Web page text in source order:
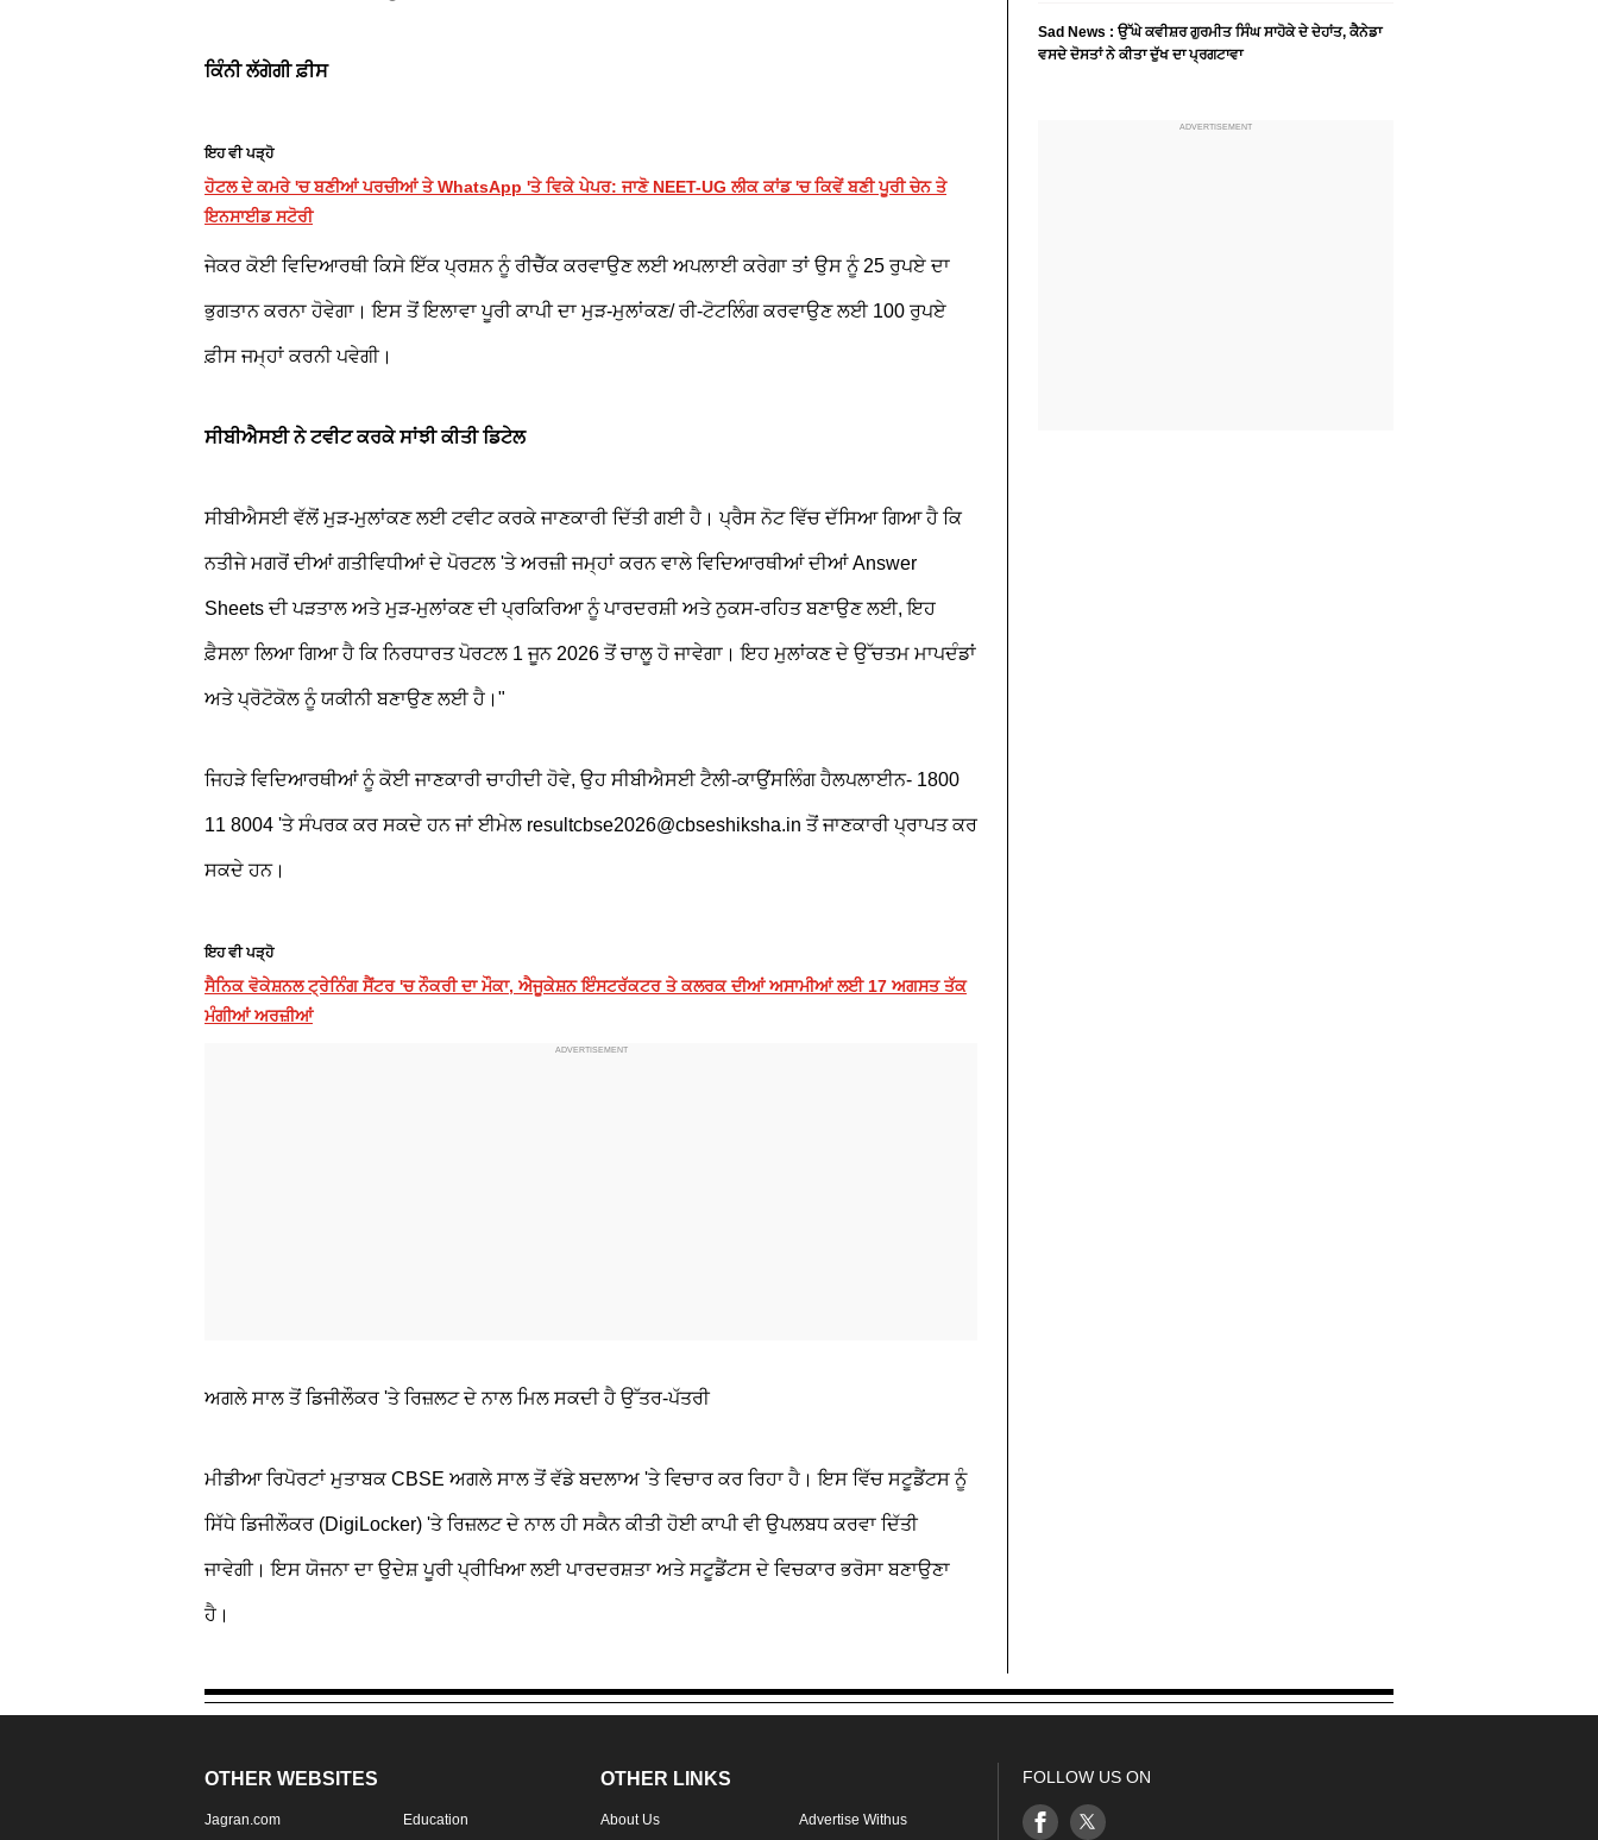
ਕਿੰਨੀ ਲੱਗੇਗੀ ਫ਼ੀਸ
ਇਹ ਵੀ ਪੜ੍ਹੋ
ਹੋਟਲ ਦੇ ਕਮਰੇ 'ਚ ਬਣੀਆਂ ਪਰਚੀਆਂ ਤੇ WhatsApp 'ਤੇ ਵਿਕੇ ਪੇਪਰ: ਜਾਣੋ NEET-UG ਲੀਕ ਕਾਂਡ 'ਚ ਕਿਵੇਂ ਬਣੀ ਪੂਰੀ ਚੇਨ ਤੇ
ਇਨਸਾਈਡ ਸਟੋਰੀ
ਜੇਕਰ ਕੋਈ ਵਿਦਿਆਰਥੀ ਕਿਸੇ ਇੱਕ ਪ੍ਰਸ਼ਨ ਨੂੰ ਰੀਚੈੱਕ ਕਰਵਾਉਣ ਲਈ ਅਪਲਾਈ ਕਰੇਗਾ ਤਾਂ ਉਸ ਨੂੰ 25 ਰੁਪਏ ਦਾ
ਭੁਗਤਾਨ ਕਰਨਾ ਹੋਵੇਗਾ। ਇਸ ਤੋਂ ਇਲਾਵਾ ਪੂਰੀ ਕਾਪੀ ਦਾ ਮੁੜ-ਮੁਲਾਂਕਣ/ ਰੀ-ਟੋਟਲਿੰਗ ਕਰਵਾਉਣ ਲਈ 100 ਰੁਪਏ
ਫ਼ੀਸ ਜਮ੍ਹਾਂ ਕਰਨੀ ਪਵੇਗੀ।
ਸੀਬੀਐਸਈ ਨੇ ਟਵੀਟ ਕਰਕੇ ਸਾਂਝੀ ਕੀਤੀ ਡਿਟੇਲ
ਸੀਬੀਐਸਈ ਵੱਲੋਂ ਮੁੜ-ਮੁਲਾਂਕਣ ਲਈ ਟਵੀਟ ਕਰਕੇ ਜਾਣਕਾਰੀ ਦਿੱਤੀ ਗਈ ਹੈ। ਪ੍ਰੈਸ ਨੋਟ ਵਿੱਚ ਦੱਸਿਆ ਗਿਆ ਹੈ ਕਿ
ਨਤੀਜੇ ਮਗਰੋਂ ਦੀਆਂ ਗਤੀਵਿਧੀਆਂ ਦੇ ਪੋਰਟਲ 'ਤੇ ਅਰਜ਼ੀ ਜਮ੍ਹਾਂ ਕਰਨ ਵਾਲੇ ਵਿਦਿਆਰਥੀਆਂ ਦੀਆਂ Answer
Sheets ਦੀ ਪੜਤਾਲ ਅਤੇ ਮੁੜ-ਮੁਲਾਂਕਣ ਦੀ ਪ੍ਰਕਿਰਿਆ ਨੂੰ ਪਾਰਦਰਸ਼ੀ ਅਤੇ ਨੁਕਸ-ਰਹਿਤ ਬਣਾਉਣ ਲਈ, ਇਹ
ਫ਼ੈਸਲਾ ਲਿਆ ਗਿਆ ਹੈ ਕਿ ਨਿਰਧਾਰਤ ਪੋਰਟਲ 1 ਜੂਨ 2026 ਤੋਂ ਚਾਲੂ ਹੋ ਜਾਵੇਗਾ। ਇਹ ਮੁਲਾਂਕਣ ਦੇ ਉੱਚਤਮ ਮਾਪਦੰਡਾਂ
ਅਤੇ ਪ੍ਰੋਟੋਕੋਲ ਨੂੰ ਯਕੀਨੀ ਬਣਾਉਣ ਲਈ ਹੈ।"
ਜਿਹੜੇ ਵਿਦਿਆਰਥੀਆਂ ਨੂੰ ਕੋਈ ਜਾਣਕਾਰੀ ਚਾਹੀਦੀ ਹੋਵੇ, ਉਹ ਸੀਬੀਐਸਈ ਟੈਲੀ-ਕਾਉਂਸਲਿੰਗ ਹੈਲਪਲਾਈਨ- 1800
11 8004 'ਤੇ ਸੰਪਰਕ ਕਰ ਸਕਦੇ ਹਨ ਜਾਂ ਈਮੇਲ resultcbse2026@cbseshiksha.in ਤੋਂ ਜਾਣਕਾਰੀ ਪ੍ਰਾਪਤ ਕਰ
ਸਕਦੇ ਹਨ।
ਇਹ ਵੀ ਪੜ੍ਹੋ
ਸੈਨਿਕ ਵੋਕੇਸ਼ਨਲ ਟ੍ਰੇਨਿੰਗ ਸੈਂਟਰ 'ਚ ਨੌਕਰੀ ਦਾ ਮੌਕਾ, ਐਜੂਕੇਸ਼ਨ ਇੰਸਟਰੱਕਟਰ ਤੇ ਕਲਰਕ ਦੀਆਂ ਅਸਾਮੀਆਂ ਲਈ 17 ਅਗਸਤ ਤੱਕ
ਮੰਗੀਆਂ ਅਰਜ਼ੀਆਂ
ਅਗਲੇ ਸਾਲ ਤੋਂ ਡਿਜੀਲੌਕਰ 'ਤੇ ਰਿਜ਼ਲਟ ਦੇ ਨਾਲ ਮਿਲ ਸਕਦੀ ਹੈ ਉੱਤਰ-ਪੱਤਰੀ
ਮੀਡੀਆ ਰਿਪੋਰਟਾਂ ਮੁਤਾਬਕ CBSE ਅਗਲੇ ਸਾਲ ਤੋਂ ਵੱਡੇ ਬਦਲਾਅ 'ਤੇ ਵਿਚਾਰ ਕਰ ਰਿਹਾ ਹੈ। ਇਸ ਵਿੱਚ ਸਟੂਡੈਂਟਸ ਨੂੰ
ਸਿੱਧੇ ਡਿਜੀਲੌਕਰ (DigiLocker) 'ਤੇ ਰਿਜ਼ਲਟ ਦੇ ਨਾਲ ਹੀ ਸਕੈਨ ਕੀਤੀ ਹੋਈ ਕਾਪੀ ਵੀ ਉਪਲਬਧ ਕਰਵਾ ਦਿੱਤੀ
ਜਾਵੇਗੀ। ਇਸ ਯੋਜਨਾ ਦਾ ਉਦੇਸ਼ ਪੂਰੀ ਪ੍ਰੀਖਿਆ ਲਈ ਪਾਰਦਰਸ਼ਤਾ ਅਤੇ ਸਟੂਡੈਂਟਸ ਦੇ ਵਿਚਕਾਰ ਭਰੋਸਾ ਬਣਾਉਣਾ
ਹੈ।
Sad News : ਉੱਘੇ ਕਵੀਸ਼ਰ ਗੁਰਮੀਤ ਸਿੰਘ ਸਾਹੋਕੇ ਦੇ ਦੇਹਾਂਤ, ਕੈਨੇਡਾ
ਵਸਦੇ ਦੋਸਤਾਂ ਨੇ ਕੀਤਾ ਦੁੱਖ ਦਾ ਪ੍ਰਗਟਾਵਾ
OTHER WEBSITES
Jagran.com Education
OTHER LINKS
About Us Advertise Withus
FOLLOW US ON